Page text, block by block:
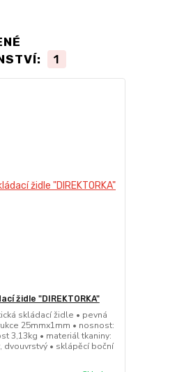
1
židle "DIREKTORKA"
skládací židle • pevná
25mmx1mm • nosnost:
3,13kg • materiál tkaniny:
dvouvrstvý • sklápěcí boční